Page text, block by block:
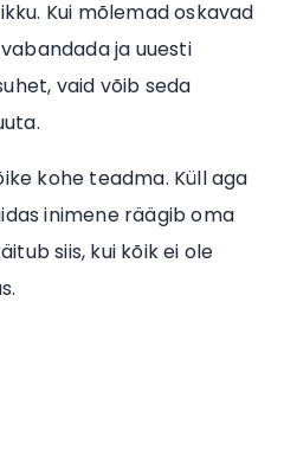
Kui mõlemad oskavad
ja uuesti
vaid võib seda
kohe teadma. Küll aga
inimene räägib oma
siis, kui kõik ei ole